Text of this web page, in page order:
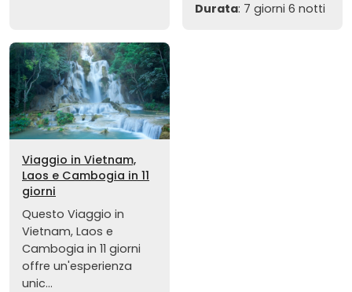
Durata: 7 giorni 6 notti
Viaggio in Vietnam,
Laos e Cambogia in 11
giorni
Questo Viaggio in
Vietnam, Laos e
Cambogia in 11 giorni
offre un'esperienza
unic...